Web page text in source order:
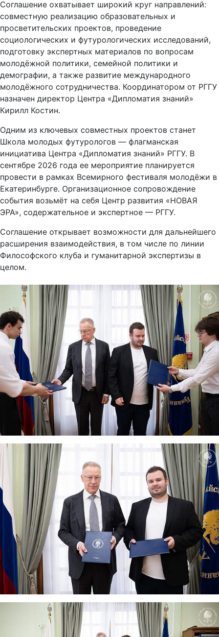
Соглашение охватывает широкий круг направлений:
совместную реализацию образовательных и
просветительских проектов, проведение
социологических и футурологических исследований,
подготовку экспертных материалов по вопросам
молодёжной политики, семейной политики и
демографии, а также развитие международного
молодёжного сотрудничества. Координатором от РГГУ
назначен директор Центра «Дипломатия знаний»
Кирилл Костин.
Одним из ключевых совместных проектов станет
Школа молодых футурологов — флагманская
инициатива Центра «Дипломатия знаний» РГГУ. В
сентябре 2026 года ее мероприятие планируется
провести в рамках Всемирного фестиваля молодёжи в
Екатеринбурге. Организационное сопровождение
события возьмёт на себя Центр развития «НОВАЯ
ЭРА», содержательное и экспертное — РГГУ.
Соглашение открывает возможности для дальнейшего
расширения взаимодействия, в том числе по линии
Философского клуба и гуманитарной экспертизы в
целом.